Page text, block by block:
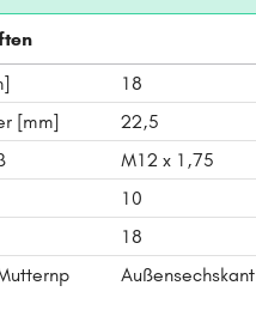
18
[mm]
22,5
M12 x 1,75
10
18
Außensechskant